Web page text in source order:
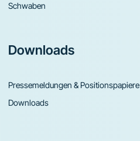
Schwaben
Downloads
Pressemeldungen & Positionspapiere
Downloads